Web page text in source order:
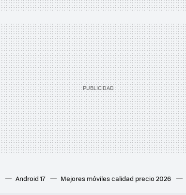
Android 17 Mejores móviles calidad precio 2026